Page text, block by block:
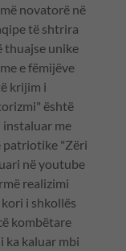
novatorë në
të shtrira
thuajse unike
e fëmijëve
krijim i
është
instaluar me
patriotike "Zëri
në youtube
realizimi
i shkollës
kombëtare
ka kaluar mbi